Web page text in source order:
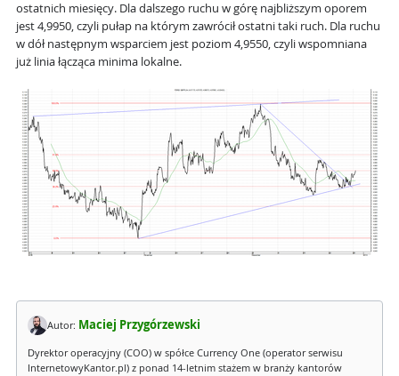
ostatnich miesięcy. Dla dalszego ruchu w górę najbliższym oporem
jest 4,9950, czyli pułap na którym zawrócił ostatni taki ruch. Dla ruchu
w dół następnym wsparciem jest poziom 4,9550, czyli wspomniana
już linia łącząca minima lokalne.
Autor: Maciej Przygórzewski
Dyrektor operacyjny (COO) w spółce Currency One (operator serwisu
InternetowyKantor.pl) z ponad 14-letnim stażem w branży kantorów